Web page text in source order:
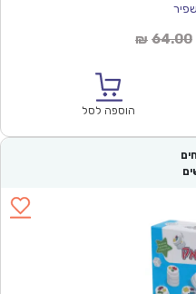
₪ 64.00
הוספה לסל